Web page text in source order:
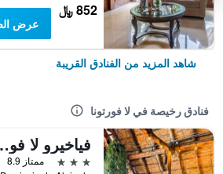
852 ﷼
عرض
شاهد المزيد من الفنادق القريبة
فنادق رخيصة في لا فورتونا
فياخيرو
3 نجوم
ممتاز 8.9